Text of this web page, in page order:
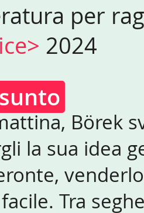
per
2024
Börek
la sua idea
Tra